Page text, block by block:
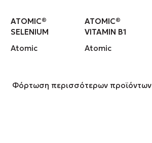
ATOMIC®
SELENIUM
Atomic
ATOMIC®
VITAMIN B1
Atomic
Φόρτωση περισσότερων προϊόντων